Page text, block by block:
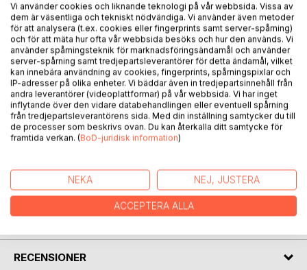
BESKRIVNING
Voice of Mary is a poetic and spiritual guidebook that
channels the wisdom of Mother Mary. Through her lyrical
transmissions and gentle teachings, akashic channel
Camilla Kumara offers readers a path of healing,
remembrance, and inner mastery. A soulful companion for
those walking the journey of awakening.
FÖRFATTARE
KOMMENTARER I PRESSEN
RECENSIONER
Vi använder cookies och liknande teknologi på vår webbsida. Vissa av
dem är väsentliga och tekniskt nödvändiga. Vi använder även metoder
för att analysera (t.ex. cookies eller fingerprints samt server-spårning)
och för att mäta hur ofta vår webbsida besöks och hur den används. Vi
använder spårningsteknik för marknadsföringsändamål och använder
server-spårning samt tredjepartsleverantörer för detta ändamål, vilket
kan innebära användning av cookies, fingerprints, spårningspixlar och
IP-adresser på olika enheter. Vi bäddar även in tredjepartsinnehåll från
andra leverantörer (videoplattformar) på vår webbsida. Vi har inget
inflytande över den vidare databehandlingen eller eventuell spårning
från tredjepartsleverantörens sida. Med din inställning samtycker du till
de processer som beskrivs ovan. Du kan återkalla ditt samtycke för
framtida verkan. (BoD-juridisk information)
NEKA NEJ, JUSTERA
ACCEPTERA ALLA